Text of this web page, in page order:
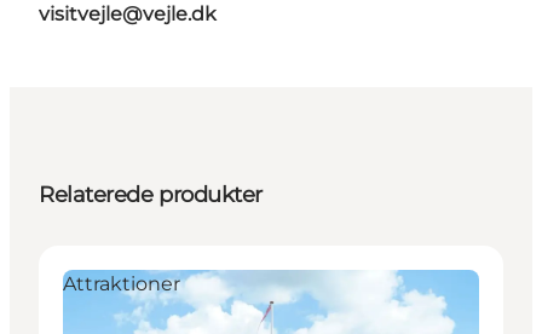
visitvejle@vejle.dk
Relaterede produkter
Attraktioner